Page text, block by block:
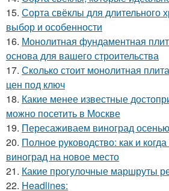
15. Сорта свёклы для длительного
выбор и особенности
16. Монолитная фундаментная
основа для вашего строительства
17. Сколько стоит монолитная
цен под ключ
18. Какие менее известные
можно посетить в Москве
19. Пересаживаем виноград
20. Полное руководство: как и
виноград на новое место
21. Какие прогулочные маршруты
22. Headlines: